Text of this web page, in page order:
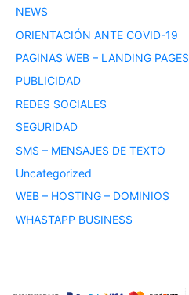
NEWS
ORIENTACIÓN ANTE COVID-19
PAGINAS WEB – LANDING PAGES
PUBLICIDAD
REDES SOCIALES
SEGURIDAD
SMS – MENSAJES DE TEXTO
Uncategorized
WEB – HOSTING – DOMINIOS
WHASTAPP BUSINESS